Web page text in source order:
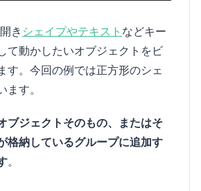
き シェイプやテキスト などキー
て動かしたいオブジェクトをビ
す。今回の例では正方形のシェ
す。
ブジェクトそのもの、またはそ
格納しているグループに追加す
。